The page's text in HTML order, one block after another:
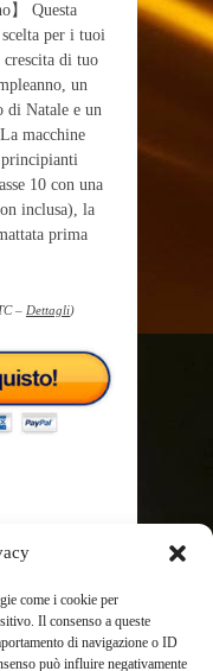
come i cookie per
Il consenso a queste
di navigazione o ID
può influire negativamente
】 Questa
per i tuoi
di tuo
un
di Natale e un
macchine
principianti
10 con una
inclusa), la
prima
– Dettagli)
CANON
MIRRORLESS
FULL